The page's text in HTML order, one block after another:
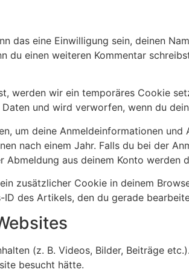
das eine Einwilligung sein, deinen
einen weiteren Kommentar
werden wir ein temporäres Cookie
und wird verworfen, wenn du
um deine Anmeldeinformationen
nach einem Jahr. Falls du bei der
aus deinem Konto werden
zusätzlicher Cookie in deinem
des Artikels, den du gerade
(z. B. Videos, Bilder, Beiträge
besucht hätte.